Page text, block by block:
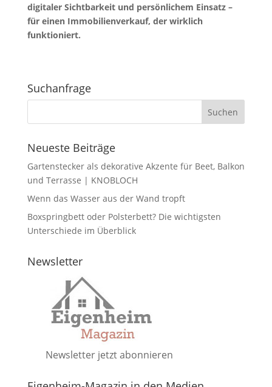
digitaler Sichtbarkeit und persönlichem Einsatz –
für einen Immobilienverkauf, der wirklich
funktioniert.
Suchanfrage
Neueste Beiträge
Gartenstecker als dekorative Akzente für Beet, Balkon
und Terrasse | KNOBLOCH
Wenn das Wasser aus der Wand tropft
Boxspringbett oder Polsterbett? Die wichtigsten
Unterschiede im Überblick
Newsletter
Newsletter jetzt abonnieren